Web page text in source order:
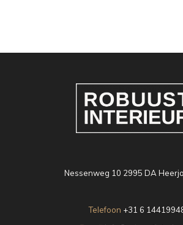
Nessenweg 10 2995 DA
Telefoon +31 6